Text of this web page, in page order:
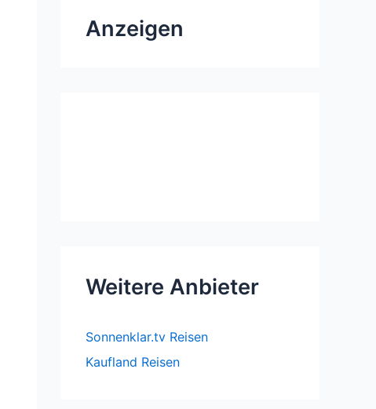
Anzeigen
Weitere Anbieter
Sonnenklar.tv Reisen
Kaufland Reisen